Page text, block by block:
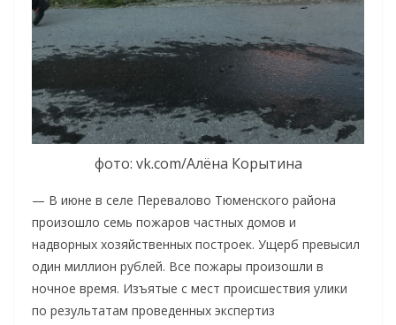
фото: vk.com/Алёна Корытина
— В июне в селе Перевалово Тюменского района
произошло семь пожаров частных домов и
надворных хозяйственных построек. Ущерб превысил
один миллион рублей. Все пожары произошли в
ночное время. Изъятые с мест происшествия улики
по результатам проведенных экспертиз